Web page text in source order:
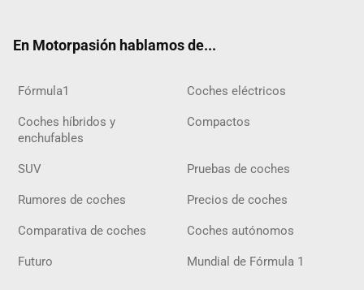
En Motorpasión hablamos de...
Fórmula1 Coches eléctricos
Coches híbridos y
enchufables
Compactos
SUV Pruebas de coches
Rumores de coches Precios de coches
Comparativa de coches Coches autónomos
Futuro Mundial de Fórmula 1